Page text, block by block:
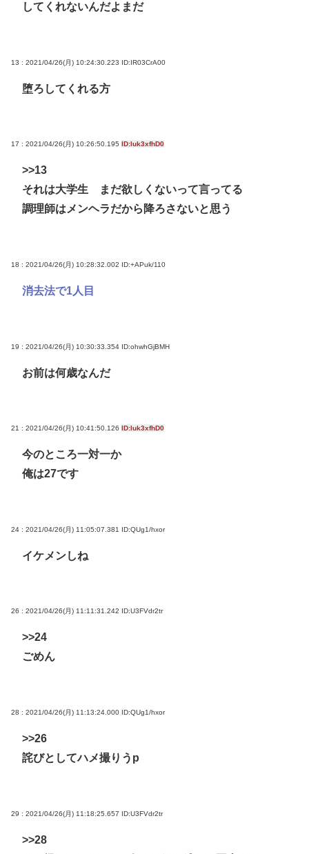
してくれないんだよまだ
13 : 2021/04/26(月) 10:24:30.223 ID:IR03CrA00
堕ろしてくれる方
17 : 2021/04/26(月) 10:26:50.195 ID:luk3xfhD0
>>13
それは大学生 まだ欲しくないって言ってる
調理師はメンヘラだから降ろさないと思う
18 : 2021/04/26(月) 10:28:32.002 ID:+APuk/110
消去法で1人目
19 : 2021/04/26(月) 10:30:33.354 ID:ohwhGjBMH
お前は何歳なんだ
21 : 2021/04/26(月) 10:41:50.126 ID:luk3xfhD0
今のところ一対一か
俺は27です
24 : 2021/04/26(月) 11:05:07.381 ID:QUg1/hxor
イケメンしね
26 : 2021/04/26(月) 11:11:31.242 ID:U3FVdr2tr
>>24
ごめん
28 : 2021/04/26(月) 11:13:24.000 ID:QUg1/hxor
>>26
詫びとしてハメ撮りうp
29 : 2021/04/26(月) 11:18:25.657 ID:U3FVdr2tr
>>28